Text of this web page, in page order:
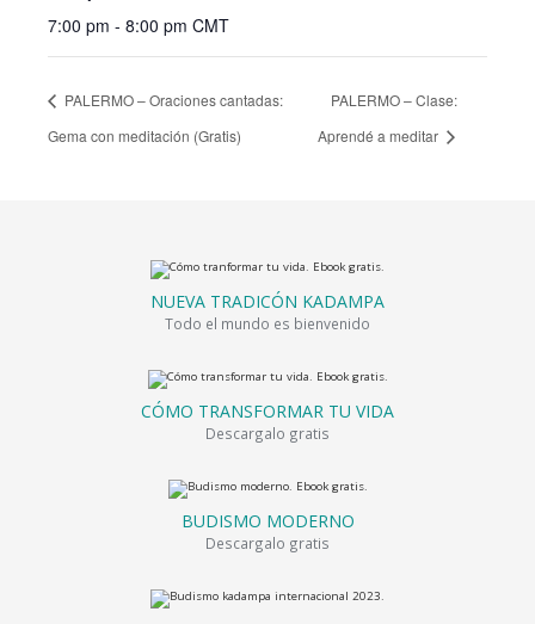
7:00 pm - 8:00 pm CMT
PALERMO – Oraciones cantadas:
Gema con meditación (Gratis)
PALERMO – Clase:
Aprendé a meditar
NUEVA TRADICÓN KADAMPA
Todo el mundo es bienvenido
CÓMO TRANSFORMAR TU VIDA
Descargalo gratis
BUDISMO MODERNO
Descargalo gratis